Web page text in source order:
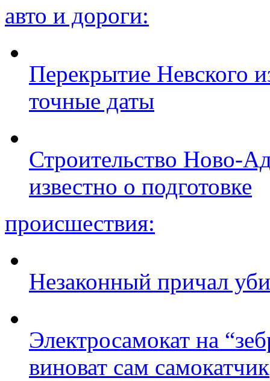
авто и дороги:
Перекрытие Невского
точные даты
Строительство Ново-
известно о подготовке
происшествия:
Незаконный причал
Электросамокат на
виноват сам самокатчик